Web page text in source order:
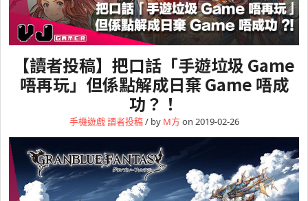
【讀者投稿】把口話「手遊垃圾 Game
唔再玩」但係點解成日棄 Game 唔成
功？！
手機遊戲讀者投稿/ by M方on 2019-02-26